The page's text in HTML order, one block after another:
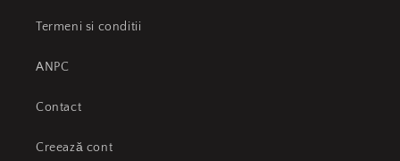
Termeni si conditii
ANPC
Contact
Creează cont